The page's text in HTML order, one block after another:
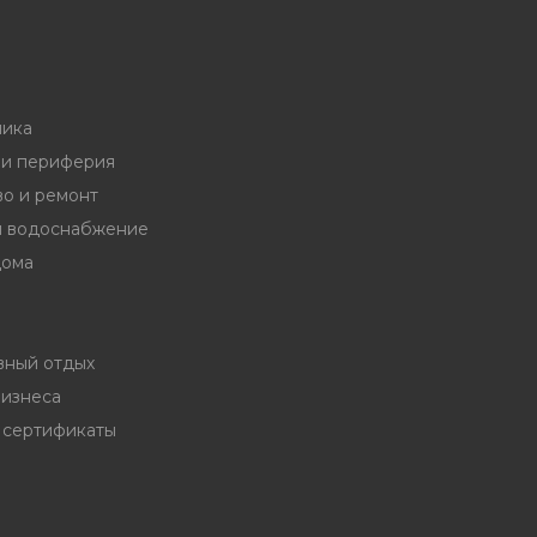
периферия
и ремонт
водоснабжение
отдых